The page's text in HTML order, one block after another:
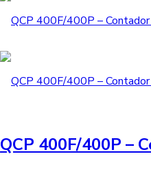
QCP 400F/400P –